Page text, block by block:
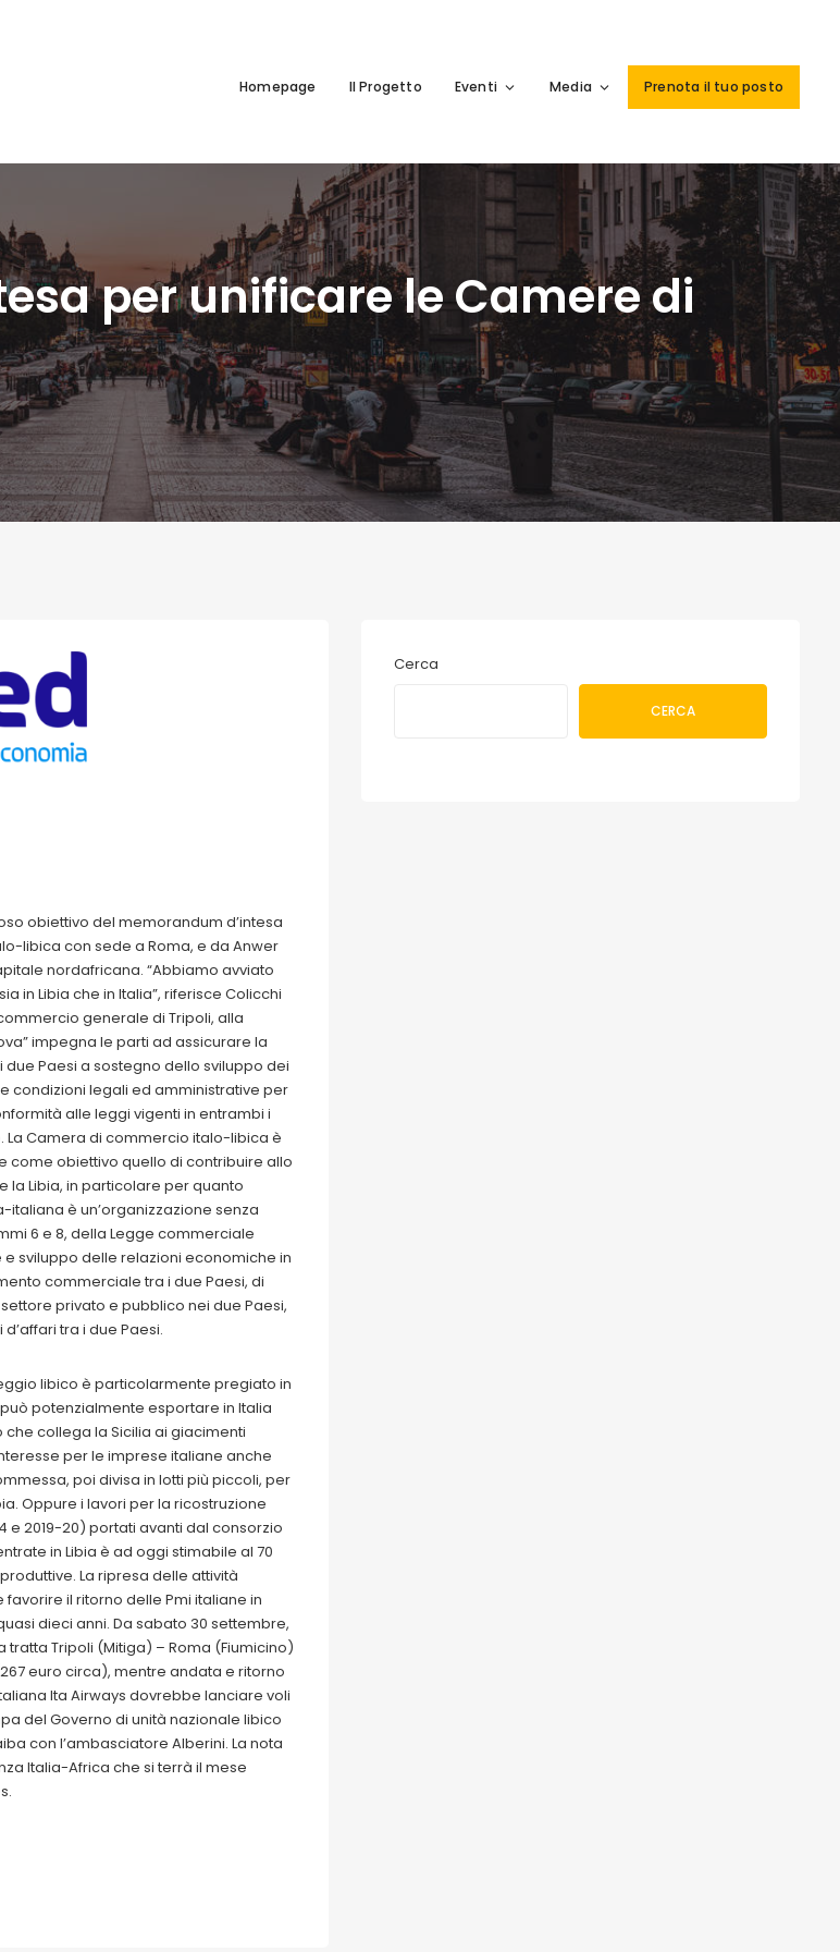
Homepage Il Progetto Eventi Media Prenota il tuo posto
per unificare le Camere di
obiettivo del memorandum d’intesa
libica con sede a Roma, e da Anwer
nordafricana. “Abbiamo avviato
in Libia che in Italia”, riferisce Colicchi
generale di Tripoli, alla
impegna le parti ad assicurare la
Paesi a sostegno dello sviluppo dei
condizioni legali ed amministrative per
alle leggi vigenti in entrambi i
La Camera di commercio italo-libica è
come obiettivo quello di contribuire allo
la Libia, in particolare per quanto
è un’organizzazione senza
6 e 8, della Legge commerciale
sviluppo delle relazioni economiche in
commerciale tra i due Paesi, di
privato e pubblico nei due Paesi,
tra i due Paesi.
libico è particolarmente pregiato in
potenzialmente esportare in Italia
che collega la Sicilia ai giacimenti
per le imprese italiane anche
poi divisa in lotti più piccoli, per
Oppure i lavori per la ricostruzione
e 2019-20) portati avanti dal consorzio
in Libia è ad oggi stimabile al 70
La ripresa delle attività
il ritorno delle Pmi italiane in
dieci anni. Da sabato 30 settembre,
Tripoli (Mitiga) – Roma (Fiumicino)
euro circa), mentre andata e ritorno
Ita Airways dovrebbe lanciare voli
del Governo di unità nazionale libico
con l’ambasciatore Alberini. La nota
Italia-Africa che si terrà il mese
Cerca
CERCA